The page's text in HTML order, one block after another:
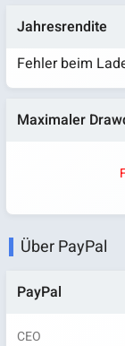
Jahresrendite
Fehler beim
Maximaler
Über PayPal
PayPal
CEO